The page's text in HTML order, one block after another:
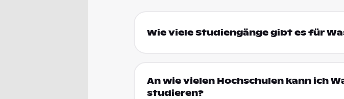
Wie viele Studiengänge gibt es für
An wie vielen Hochschulen kann ich
studieren?